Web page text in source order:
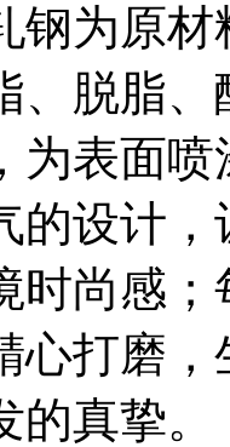
钢为原
、脱脂
为表面
的设计
时尚感
心打磨
真挚。